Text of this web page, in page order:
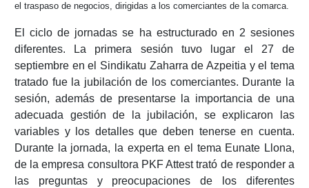
el traspaso de negocios, dirigidas a los comerciantes de la comarca.
El ciclo de jornadas se ha estructurado en 2 sesiones
diferentes. La primera sesión tuvo lugar el 27 de
septiembre en el Sindikatu Zaharra de Azpeitia y el tema
tratado fue la jubilación de los comerciantes. Durante la
sesión, además de presentarse la importancia de una
adecuada gestión de la jubilación, se explicaron las
variables y los detalles que deben tenerse en cuenta.
Durante la jornada, la experta en el tema Eunate Llona,
de la empresa consultora PKF Attest trató de responder a
las preguntas y preocupaciones de los diferentes